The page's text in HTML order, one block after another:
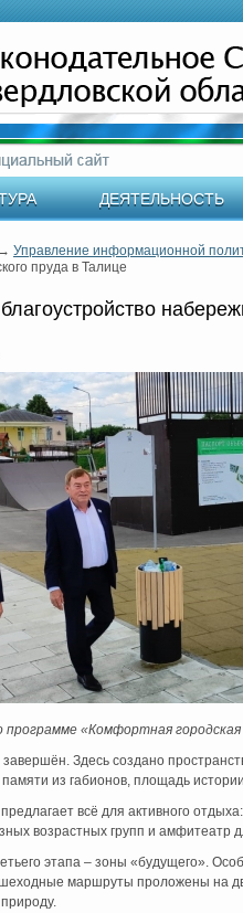
ДЕЯТЕЛЬНОСТЬ
→ Управление информационной
пруда в Талице
«Комфортная
Здесь создано
из габионов, площадь
всё для активного
возрастных групп и амфитеатр
этапа – зоны «будущего».
маршруты проложены на